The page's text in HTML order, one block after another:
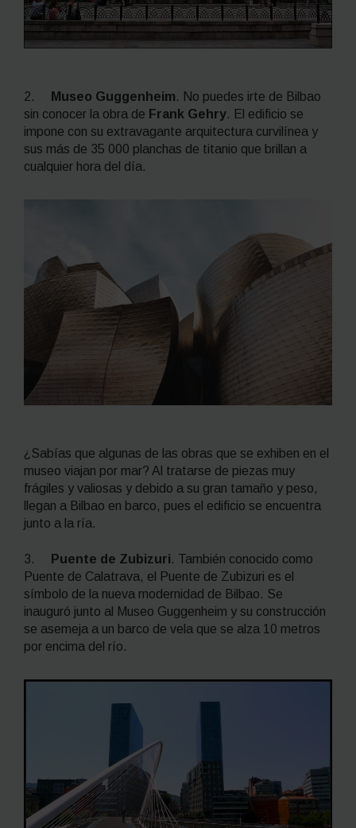
2. Museo Guggenheim. No puedes irte de Bilbao
sin conocer la obra de Frank Gehry. El edificio se
impone con su extravagante arquitectura curvilínea y
sus más de 35 000 planchas de titanio que brillan a
cualquier hora del día.
¿Sabías que algunas de las obras que se exhiben en el
museo viajan por mar? Al tratarse de piezas muy
frágiles y valiosas y debido a su gran tamaño y peso,
llegan a Bilbao en barco, pues el edificio se encuentra
junto a la ría.
3. Puente de Zubizuri. También conocido como
Puente de Calatrava, el Puente de Zubizuri es el
símbolo de la nueva modernidad de Bilbao. Se
inauguró junto al Museo Guggenheim y su construcción
se asemeja a un barco de vela que se alza 10 metros
por encima del río.